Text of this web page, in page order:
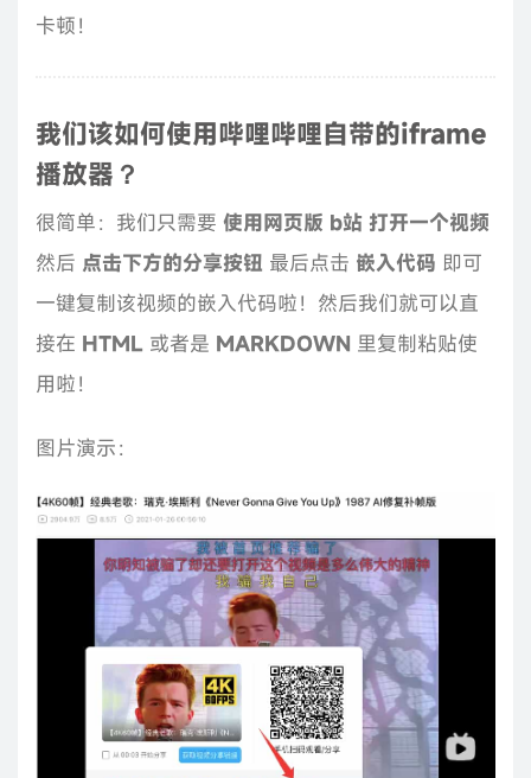
卡顿！
我们该如何使用哔哩哔哩自带的iframe
播放器？
很简单：我们只需要 使用网页版 b站 打开一个视频
然后 点击下方的分享按钮 最后点击 嵌入代码 即可
一键复制该视频的嵌入代码啦！然后我们就可以直
接在 HTML 或者是 MARKDOWN 里复制粘贴使
用啦！
图片演示：